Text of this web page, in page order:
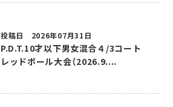
投稿日 2026年07月31日
P.D.T.10才以下男女混合４/3コート
レッドボール大会（2026.9....